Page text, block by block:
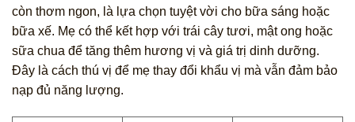
còn thơm ngon, là lựa chọn tuyệt vời cho bữa sáng hoặc
bữa xế. Mẹ có thể kết hợp với trái cây tươi, mật ong hoặc
sữa chua để tăng thêm hương vị và giá trị dinh dưỡng.
Đây là cách thú vị để mẹ thay đổi khẩu vị mà vẫn đảm bảo
nạp đủ năng lượng.